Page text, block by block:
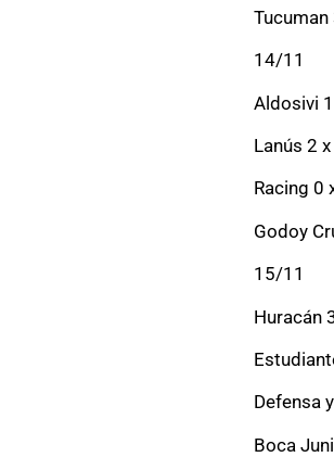
Tucuman
14/11
Aldosivi
Lanús 2
Racing 0
Godoy
15/11
Huracán
Defensa
Boca